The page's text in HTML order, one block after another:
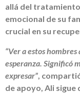
allá del
emocional de su
crucial en su
“Ver a estos
esperanza. Significó
expresar” ,
de apoyo, Ali